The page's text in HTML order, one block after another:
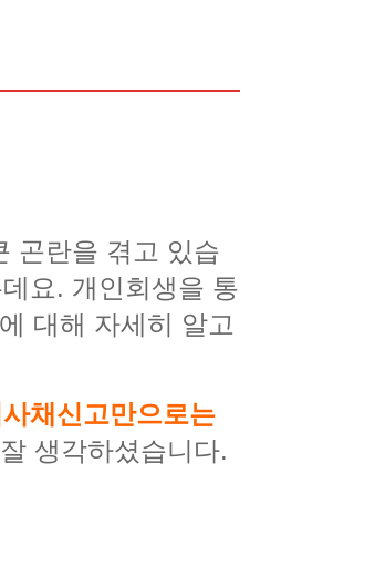
곤란을 겪고 있습
요. 개인회생을 통
대해 자세히 알고
채신고만으로는
생각하셨습니다.